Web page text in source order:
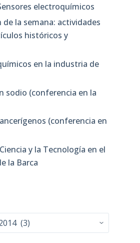
electroquímicos
de la semana: actividades
históricos y
en la industria de
sodio (conferencia en la
(conferencia en
y la Tecnología en el
la Barca